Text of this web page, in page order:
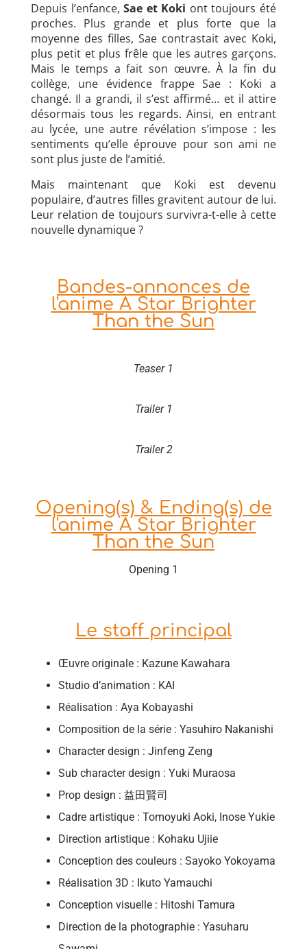
Depuis l’enfance,Sae et Koki ont toujours été
proches. Plus grande et plus forte que la
moyenne des filles, Sae contrastait avec Koki,
plus petit et plus frêle que les autres garçons.
Mais le temps a fait son œuvre. À la fin du
collège, une évidence frappe Sae : Koki a
changé. Il a grandi, il s’est affirmé… et il attire
désormais tous les regards. Ainsi, en entrant
au lycée, une autre révélation s’impose : les
sentiments qu’elle éprouve pour son ami ne
sont plus juste de l’amitié.
Mais maintenant que Koki est devenu
populaire, d’autres filles gravitent autour de lui.
Leur relation de toujours survivra-t-elle à cette
nouvelle dynamique ?
Bandes-annonces de
l'anime A Star Brighter
Than the Sun
Teaser 1
Trailer 1
Trailer 2
Opening(s) & Ending(s) de
l'anime A Star Brighter
Than the Sun
Opening 1
Le staff principal
Œuvre originale : Kazune Kawahara
Studio d’animation : KAI
Réalisation : Aya Kobayashi
Composition de la série : Yasuhiro Nakanishi
Character design : Jinfeng Zeng
Sub character design : Yuki Muraosa
Prop design : 益田賢司
Cadre artistique : Tomoyuki Aoki, Inose Yukie
Direction artistique : Kohaku Ujiie
Conception des couleurs : Sayoko Yokoyama
Réalisation 3D : Ikuto Yamauchi
Conception visuelle : Hitoshi Tamura
Direction de la photographie : Yasuharu